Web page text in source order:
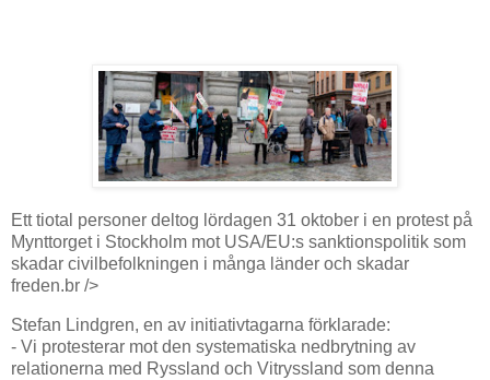
Ett tiotal personer deltog lördagen 31 oktober i en protest på
Mynttorget i Stockholm mot USA/EU:s sanktionspolitik som
skadar civilbefolkningen i många länder och skadar
freden.br />
Stefan Lindgren, en av initiativtagarna förklarade:
- Vi protesterar mot den systematiska nedbrytning av
relationerna med Ryssland och Vitryssland som denna